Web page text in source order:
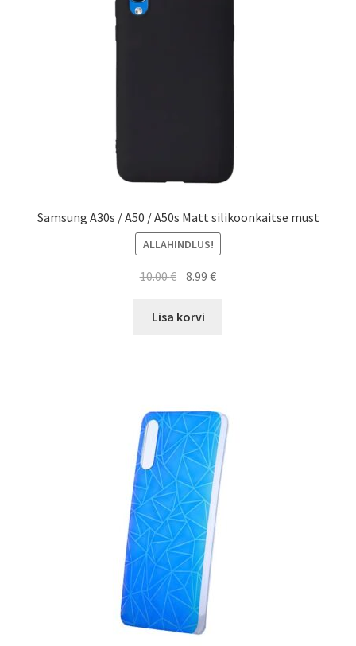
Samsung A30s / A50 / A50s Matt silikoonkaitse must
ALLAHINDLUS!
10.00€ Algne
oli:
8.99€Current
Lisa korvi